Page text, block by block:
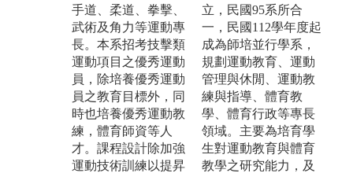
手道、柔道、拳擊、
武術及角力等運動專
長。本系招考技擊類
運動項目之優秀運動
員，除培養優秀運動
員之教育目標外，同
時也培養優秀運動教
練，體育師資等人
才。課程設計除加強
運動技術訓練以提昇
立，民國95系所合
一，民國112學年度起
成為師培並行學系，
規劃運動教育、運動
管理與休閒、運動教
練與指導、體育教
學、體育行政等專長
領域。主要為培育學
生對運動教育與體育
教學之研究能力，及